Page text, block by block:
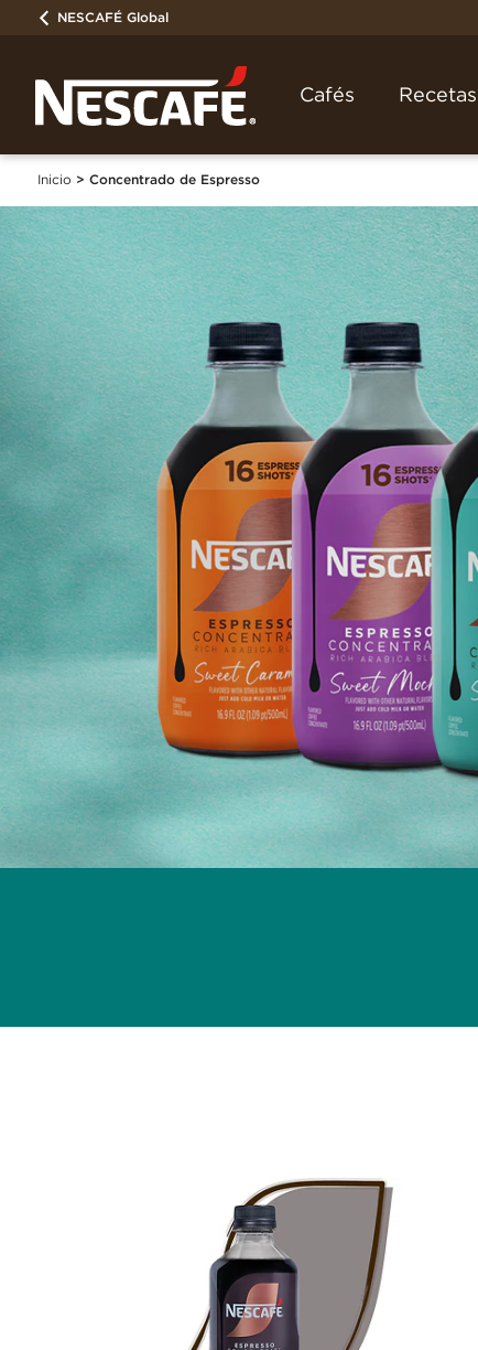
NESCAFÉ Global
Cafés Recetas
Inicio Concentrado de Espresso